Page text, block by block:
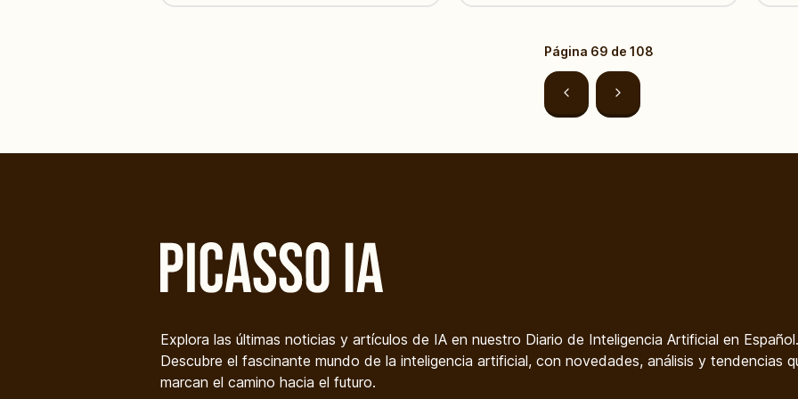
Página 69 de 108
Explora las últimas noticias y artículos de IA en nuestro Diario de Inteligencia Artificial en Español.
Descubre el fascinante mundo de la inteligencia artificial, con novedades, análisis y tendencias
marcan el camino hacia el futuro.